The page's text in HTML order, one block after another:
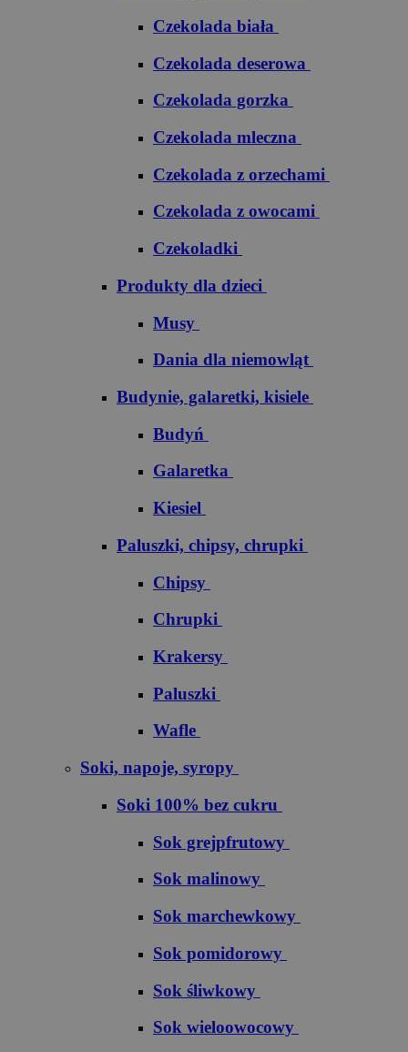
Czekolada biała
Czekolada deserowa
Czekolada gorzka
Czekolada mleczna
Czekolada z orzechami
Czekolada z owocami
Czekoladki
Produkty dla dzieci
Musy
Dania dla niemowląt
Budynie, galaretki, kisiele
Budyń
Galaretka
Kiesiel
Paluszki, chipsy, chrupki
Chipsy
Chrupki
Krakersy
Paluszki
Wafle
Soki, napoje, syropy
Soki 100% bez cukru
S​o​k​ ​g​r​e​j​p​f​r​u​t​o​w​y
Sok malinowy
Sok marchewkowy
Sok pomidorowy
Sok śliwkowy
Sok wieloowocowy